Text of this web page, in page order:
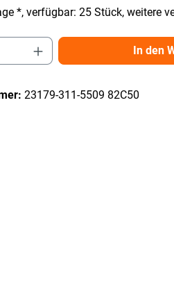
*, verfügbar: 25 Stück, weitere
Gib den In den
23179-311-5509 82C50